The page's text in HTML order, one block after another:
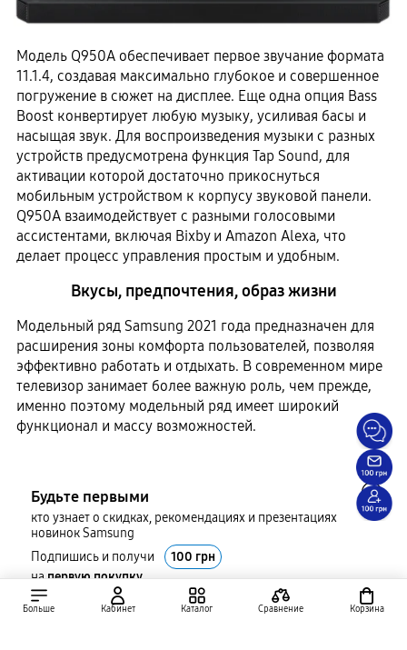
Модель Q950A обеспечивает первое звучание формата
11.1.4, создавая максимально глубокое и совершенное
погружение в сюжет на дисплее. Еще одна опция Bass
Boost конвертирует любую музыку, усиливая басы и
насыщая звук. Для воспроизведения музыки с разных
устройств предусмотрена функция Tap Sound, для
активации которой достаточно прикоснуться
мобильным устройством к корпусу звуковой панели.
Q950A взаимодействует с разными голосовыми
ассистентами, включая Bixby и Amazon Alexa, что
делает процесс управления простым и удобным.
Вкусы, предпочтения, образ жизни
Модельный ряд Samsung 2021 года предназначен для
расширения зоны комфорта пользователей, позволяя
эффективно работать и отдыхать. В современном мире
телевизор занимает более важную роль, чем прежде,
именно поэтому модельный ряд имеет широкий
функционал и массу возможностей.
Будьте первыми
кто узнает о скидках, рекомендациях и презентациях
новинок Samsung
Подпишись и получи
100 грн
напервую покупку
Больше Кабинет Каталог Сравнение Корзина